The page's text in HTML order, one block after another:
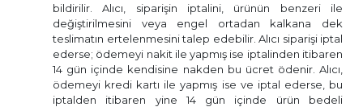
bildirilir. Alıcı, siparişin iptalini, ürünün benzeri ile
değiştirilmesini veya engel ortadan kalkana dek
teslimatın ertelenmesini talep edebilir. Alıcı siparişi iptal
ederse; ödemeyi nakit ile yapmış ise iptalinden itibaren
14 gün içinde kendisine nakden bu ücret ödenir. Alıcı,
ödemeyi kredi kartı ile yapmış ise ve iptal ederse, bu
iptalden itibaren yine 14 gün içinde ürün bedeli